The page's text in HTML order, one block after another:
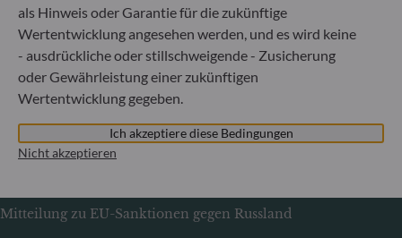
6, rue Gabriel Lippmann
L-5365 Munsbach
Luxemburg
+352 45 76 76 245
Von der Luxemburger Commission de Surveillance du
Fondsverwaltungsgesellschaft, Handelsregisternummer: B
29891
Mitteilung zu EU-Sanktionen gegen Russland
als Hinweis oder Garantie für die zukünftige
Wertentwicklung angesehen werden, und es wird keine
- ausdrückliche oder stillschweigende - Zusicherung
oder Gewährleistung einer zukünftigen
Wertentwicklung gegeben.
Ich akzeptiere diese Bedingungen
Nicht akzeptieren